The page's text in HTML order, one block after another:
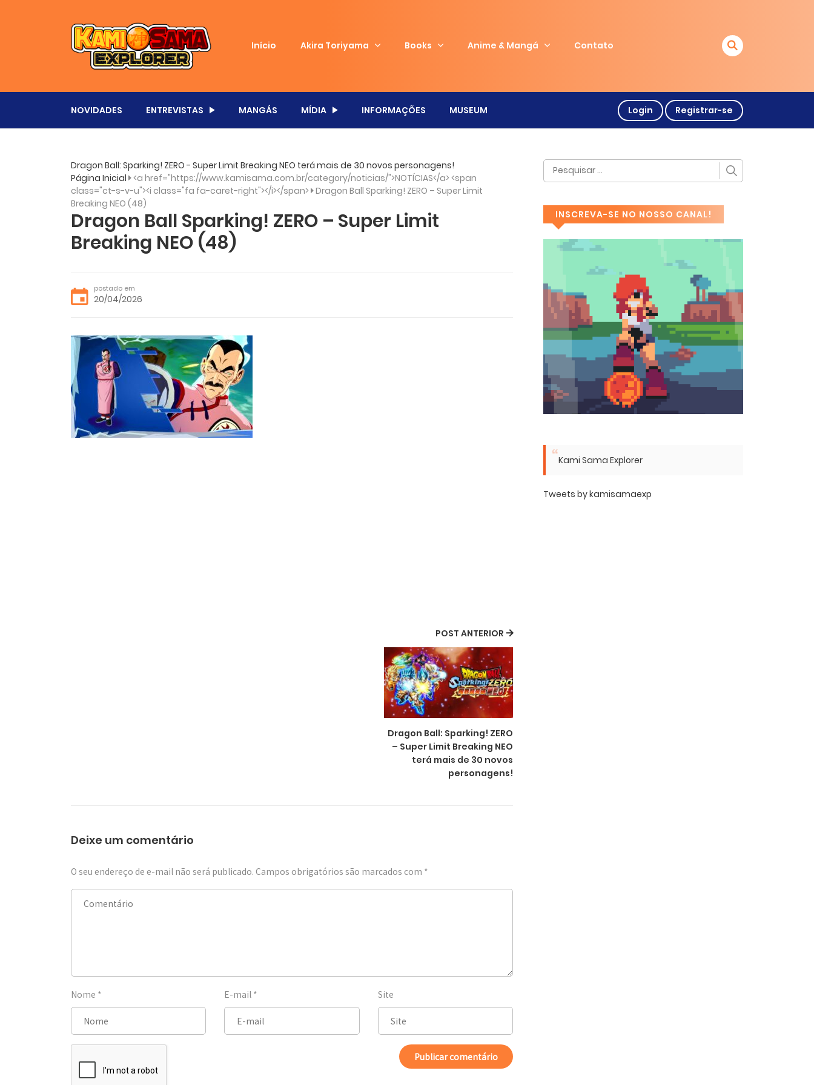
Início Akira Toriyama Books Anime & Mangá Contato
NOVIDADES ENTREVISTAS MANGÁS MÍDIA INFORMAÇÕES MUSEUM Login Registrar-se
Dragon Ball: Sparking! ZERO - Super Limit Breaking NEO terá mais de 30 novos personagens!
Página Inicial <a href="https://www.kamisama.com.br/category/noticias/">NOTÍCIAS</a> <span
class="ct-s-v-u"><i class="fa fa-caret-right"></i></span> Dragon Ball Sparking! ZERO – Super Limit
Breaking NEO (48)
Dragon Ball Sparking! ZERO – Super Limit
Breaking NEO (48)
postado em
20/04/2026
POST ANTERIOR
Dragon Ball: Sparking! ZERO
– Super Limit Breaking NEO
terá mais de 30 novos
personagens!
Deixe um comentário
O seu endereço de e-mail não será publicado. Campos obrigatórios são marcados com *
Nome * E-mail * Site
INSCREVA-SE NO NOSSO CANAL!
Kami Sama Explorer
Tweets by kamisamaexp